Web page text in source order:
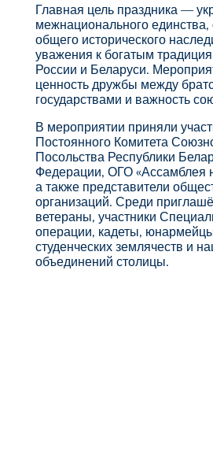
Главная цель праздника —
межнационального единства,
общего исторического
уважения к богатым
России и Беларуси.
ценность дружбы между
государствами и важность
В мероприятии приняли
Постоянного Комитета
Посольства Республики
Федерации, ОГО «Ассамблея
а также представители
организаций. Среди
ветераны, участники
операции, кадеты,
студенческих землячеств и
объединений столицы.